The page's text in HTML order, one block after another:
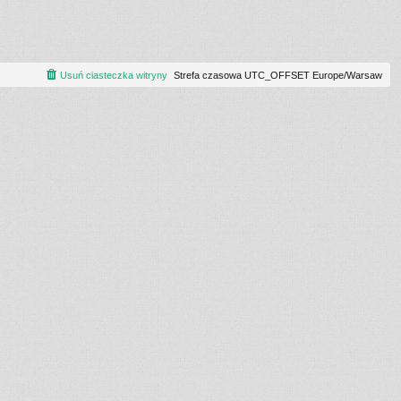
Strefa czasowa UTC_OFFSET Europe/Warsaw
Usuń ciasteczka witryny